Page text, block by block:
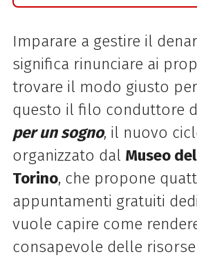
Imparare a gestire il
significa rinunciare ai
trovare il modo giusto
questo il filo conduttore
per un sogno, il nuovo
organizzato dal Museo
Torino, che propone
appuntamenti gratuiti
vuole capire come
consapevole delle